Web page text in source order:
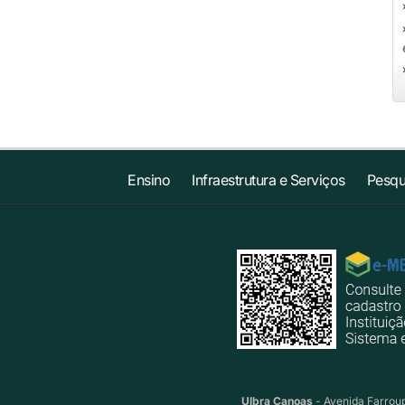
Ensino Infraestrutura e Serviços
Ulbra Canoas- Avenida